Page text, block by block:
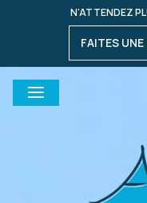
N'ATTENDEZ
FAITES